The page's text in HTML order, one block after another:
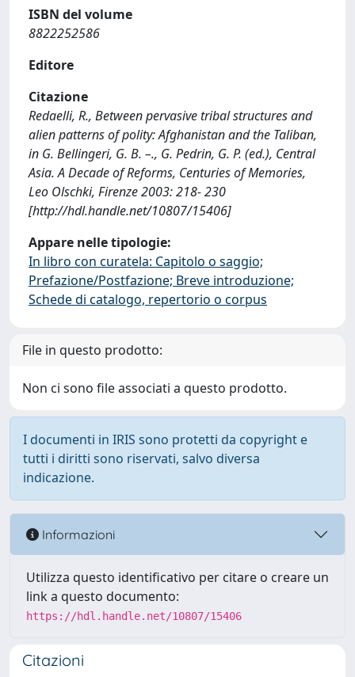
ISBN del volume
8822252586
Editore
Citazione
Redaelli, R., Between pervasive tribal structures and
alien patterns of polity: Afghanistan and the Taliban,
in G. Bellingeri, G. B. –., G. Pedrin, G. P. (ed.), Central
Asia. A Decade of Reforms, Centuries of Memories,
Leo Olschki, Firenze 2003: 218- 230
[http://hdl.handle.net/10807/15406]
Appare nelle tipologie:
In libro con curatela: Capitolo o saggio;
Prefazione/Postfazione; Breve introduzione;
Schede di catalogo, repertorio o corpus
File in questo prodotto:
Non ci sono file associati a questo prodotto.
I documenti in IRIS sono protetti da copyright e
tutti i diritti sono riservati, salvo diversa
indicazione.
Informazioni
Utilizza questo identificativo per citare o creare un
link a questo documento:
https://hdl.handle.net/10807/15406
Citazioni